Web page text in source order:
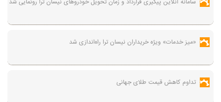
سامانه آنلاین پیگیری قرارداد‌ و زمان تحویل خودرو‌های نیسان ترا رونمایی شد
«میز خدمات» ویژه خریداران نیسان ترا راه‌اندازی شد
تداوم کاهش قیمت طلای جهانی